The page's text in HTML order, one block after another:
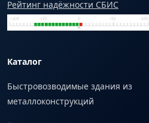
Рейтинг надёжности СБИС
Каталог
Быстровозводимые здания из
металлоконструкций